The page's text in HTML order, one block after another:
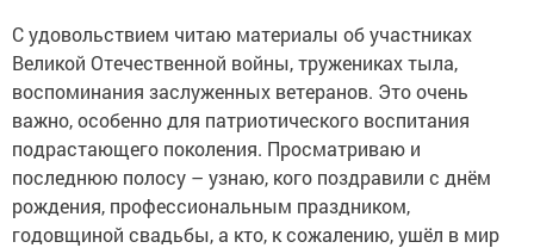
С удовольствием читаю материалы об участниках
Великой Отечественной войны, тружениках тыла,
воспоминания заслуженных ветеранов. Это очень
важно, особенно для патриотического воспитания
подрастающего поколения. Просматриваю и
последнюю полосу – узнаю, кого поздравили с днём
рождения, профессиональным праздником,
годовщиной свадьбы, а кто, к сожалению, ушёл в мир